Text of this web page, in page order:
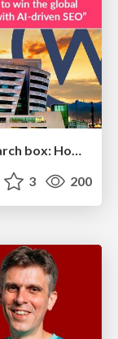
Beyond borders and beyond the search box: How to win the global "messy middle" with AI-driven SEO
3 200